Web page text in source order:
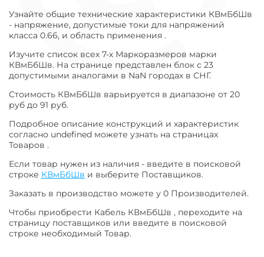
Узнайте общие технические характеристики КВмБбШв
- напряжение, допустимые токи для напряжений
класса 0.66, и область применения .
Изучите список всех 7-х Маркоразмеров марки
КВмБбШв. На странице представлен блок с 23
допустимыми аналогами в NaN городах в СНГ.
Стоимость КВмБбШв варьируется в диапазоне от 20
руб до 91 руб.
Подробное описание конструкций и характеристик
согласно undefined можете узнать на страницах
Товаров .
Если товар нужен из наличия - введите в поисковой
строке КВмБбШв и выберите Поставщиков.
Заказать в производство можете у 0 Производителей.
Чтобы приобрести Кабель КВмБбШв , переходите на
страницу поставщиков или введите в поисковой
строке необходимый Товар.